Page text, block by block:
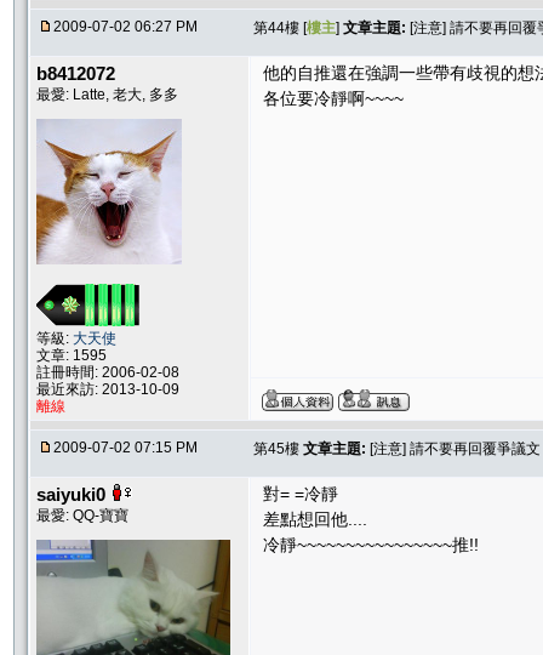
2009-07-02 06:27 PM 第44樓 [樓主] 文章主題: [注意] 請不要再回
b8412072
最愛: Latte, 老大, 多多
等級: 大天使
文章: 1595
註冊時間: 2006-02-08
最近來訪: 2013-10-09
離線
他的自推還在強調一些帶有歧視的想
各位要冷靜啊~~~~
2009-07-02 07:15 PM 第45樓 文章主題: [注意] 請不要再回覆爭議
saiyuki0
最愛: QQ-寶寶
對= =冷靜
差點想回他....
冷靜~~~~~~~~~~~~~~~~推!!